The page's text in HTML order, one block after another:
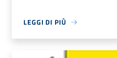
LEGGI DI PIÙ